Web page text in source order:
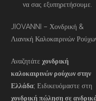
να σας εξυπηρετήσουμε.
JIOVANNI – Χονδρική &
Λιανική Καλοκαιρινών
Αναζητάτεχονδρική
καλοκαιρινών ρούχων στην
Ελλάδα; Ειδικευόμαστε στη
χονδρική πώληση σε